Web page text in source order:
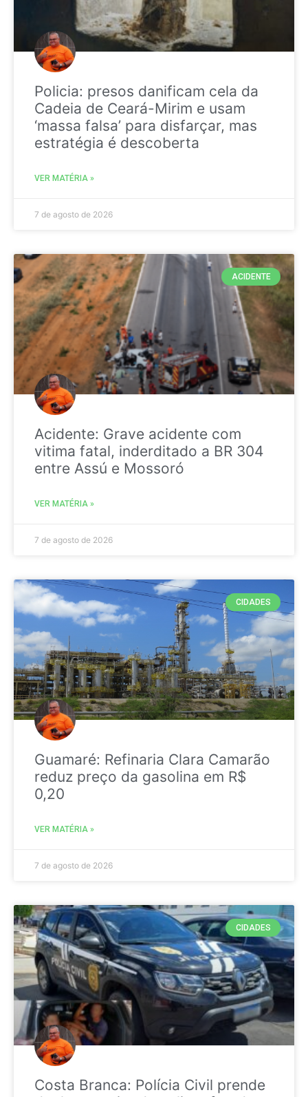
Policia: presos danificam cela da
Cadeia de Ceará-Mirim e usam
‘massa falsa’ para disfarçar, mas
estratégia é descoberta
VER MATÉRIA »
7 de agosto de 2026
ACIDENTE
Acidente: Grave acidente com
vitima fatal, inderditado a BR 304
entre Assú e Mossoró
VER MATÉRIA »
7 de agosto de 2026
CIDADES
Guamaré: Refinaria Clara Camarão
reduz preço da gasolina em R$
0,20
VER MATÉRIA »
7 de agosto de 2026
CIDADES
Costa Branca: Polícia Civil prende